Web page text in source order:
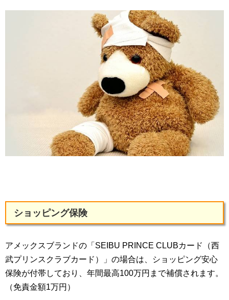
ショッピング保険
アメックスブランドの「SEIBU PRINCE CLUBカード（西
武プリンスクラブカード）」の場合は、ショッピング安心
保険が付帯しており、年間最高100万円まで補償されます。
（免責金額1万円）